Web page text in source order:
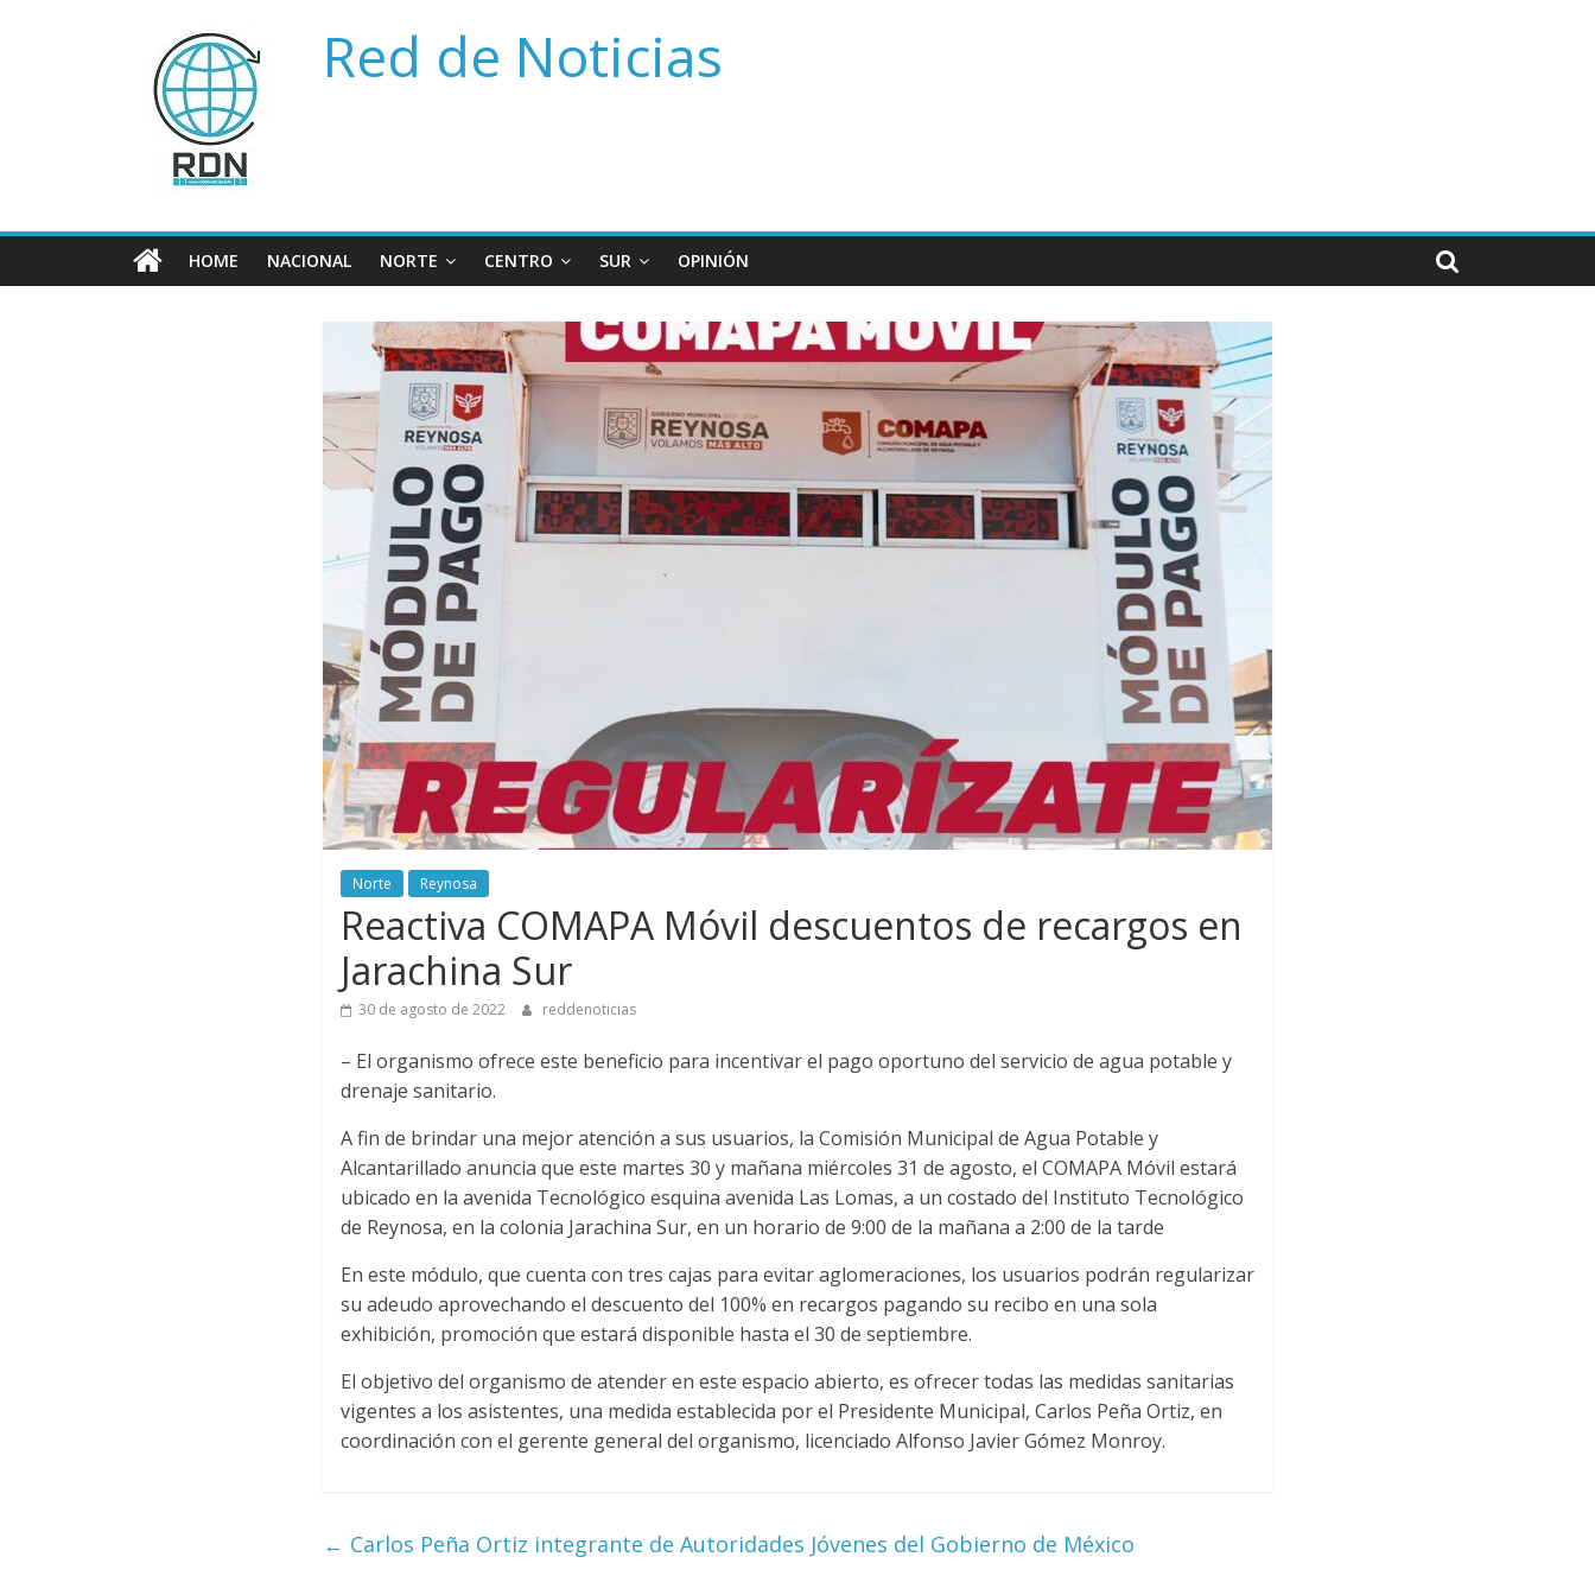
Red de Noticias
HOME NACIONAL NORTE CENTRO SUR OPINIÓN
Norte Reynosa
Reactiva COMAPA Móvil descuentos de recargos en
Jarachina Sur
30 de agosto de 2022 reddenoticias
– El organismo ofrece este beneficio para incentivar el pago oportuno del servicio de agua potable y
drenaje sanitario.
A fin de brindar una mejor atención a sus usuarios, la Comisión Municipal de Agua Potable y
Alcantarillado anuncia que este martes 30 y mañana miércoles 31 de agosto, el COMAPA Móvil estará
ubicado en la avenida Tecnológico esquina avenida Las Lomas, a un costado del Instituto Tecnológico
de Reynosa, en la colonia Jarachina Sur, en un horario de 9:00 de la mañana a 2:00 de la tarde
En este módulo, que cuenta con tres cajas para evitar aglomeraciones, los usuarios podrán regularizar
su adeudo aprovechando el descuento del 100% en recargos pagando su recibo en una sola
exhibición, promoción que estará disponible hasta el 30 de septiembre.
El objetivo del organismo de atender en este espacio abierto, es ofrecer todas las medidas sanitarias
vigentes a los asistentes, una medida establecida por el Presidente Municipal, Carlos Peña Ortiz, en
coordinación con el gerente general del organismo, licenciado Alfonso Javier Gómez Monroy.
← Carlos Peña Ortiz integrante de Autoridades Jóvenes del Gobierno de México